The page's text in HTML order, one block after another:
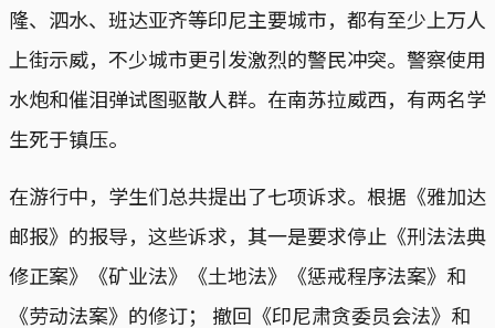
隆、泗水、班达亚齐等印尼主要城市，都有至少上万人
上街示威，不少城市更引发激烈的警民冲突。警察使用
水炮和催泪弹试图驱散人群。在南苏拉威西，有两名学
生死于镇压。
在游行中，学生们总共提出了七项诉求。根据《雅加达
邮报》的报导，这些诉求，其一是要求停止《刑法法典
修正案》《矿业法》《土地法》《惩戒程序法案》和
《劳动法案》的修订； 撤回《印尼肃贪委员会法》和